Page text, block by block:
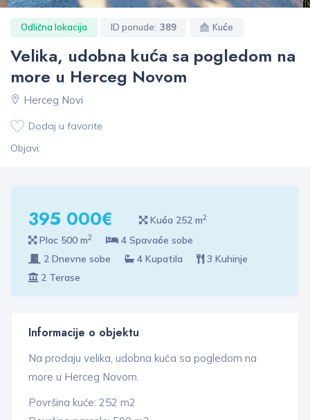
Odlična lokacija ID ponude: 389 Kuće
Velika, udobna kuća sa pogledom na
more u Herceg Novom
Herceg Novi
Dodaj u favorite
Objavi:
395 000€ Kuća 252 m2
Plac 500 m2
4 Spavaće sobe
2 Dnevne sobe
4 Kupatila
3 Kuhinje
2 Terase
Informacije o objektu
Na prodaju velika, udobna kuća sa pogledom na
more u Herceg Novom.
Površina kuće: 252 m2